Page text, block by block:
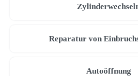
Reparatur von
Autoöffnung